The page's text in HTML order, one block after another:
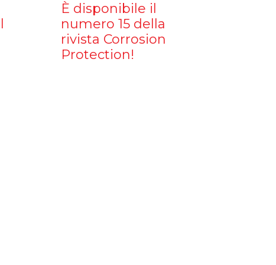
È disponibile il
numero 15 della
rivista Corrosion
Protection!